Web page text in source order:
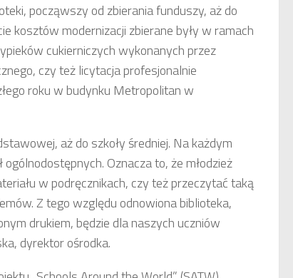
począwszy od zbierania funduszy, aż do
kosztów modernizacji zbierane były w ramach
cukierniczych wykonanych przez
czy też licytacja profesjonalnie
roku w budynku Metropolitan w
aż do szkoły średniej. Na każdym
Oznacza to, że młodzież
w podręcznikach, czy też przeczytać taką
Z tego względu odnowiona biblioteka,
drukiem, będzie dla naszych uczniów
dyrektor ośrodka.